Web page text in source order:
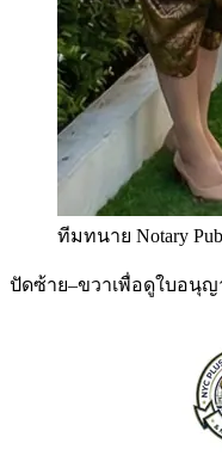
ทีมทนาย Notary
ปัดซ้าย–ขวาเพื่อดูใบอนุญ